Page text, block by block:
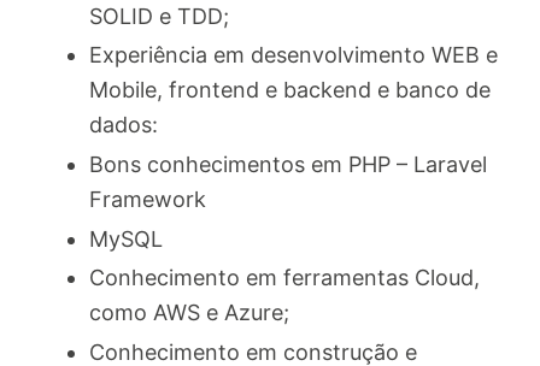
SOLID e TDD;
Experiência em desenvolvimento WEB e
Mobile, frontend e backend e banco de
dados:
Bons conhecimentos em PHP – Laravel
Framework
MySQL
Conhecimento em ferramentas Cloud,
como AWS e Azure;
Conhecimento em construção e